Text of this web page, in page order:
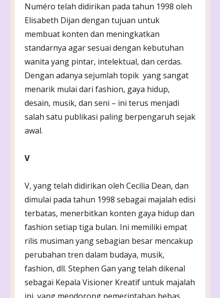
Numéro telah didirikan pada tahun 1998 oleh
Elisabeth Dijan dengan tujuan untuk
membuat konten dan meningkatkan
standarnya agar sesuai dengan kebutuhan
wanita yang pintar, intelektual, dan cerdas.
Dengan adanya sejumlah topik yang sangat
menarik mulai dari fashion, gaya hidup,
desain, musik, dan seni – ini terus menjadi
salah satu publikasi paling berpengaruh sejak
awal.
V
V, yang telah didirikan oleh Cecilia Dean, dan
dimulai pada tahun 1998 sebagai majalah edisi
terbatas, menerbitkan konten gaya hidup dan
fashion setiap tiga bulan. Ini memiliki empat
rilis musiman yang sebagian besar mencakup
perubahan tren dalam budaya, musik,
fashion, dll. Stephen Gan yang telah dikenal
sebagai Kepala Visioner Kreatif untuk majalah